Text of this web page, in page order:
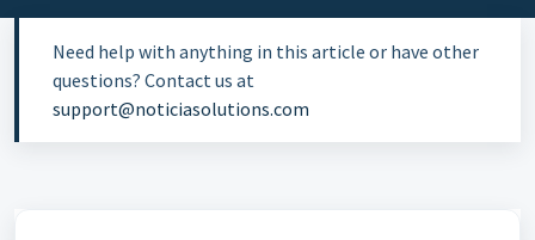
Need help with anything in this article or have other
questions? Contact us at
support@noticiasolutions.com